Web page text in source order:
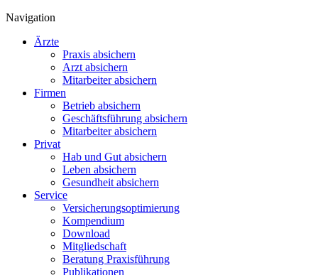
Navigation
Ärzte
Praxis absichern
Arzt absichern
Mitarbeiter absichern
Firmen
Betrieb absichern
Geschäftsführung absichern
Mitarbeiter absichern
Privat
Hab und Gut absichern
Leben absichern
Gesundheit absichern
Service
Versicherungsoptimierung
Kompendium
Download
Mitgliedschaft
Beratung Praxisführung
Publikationen